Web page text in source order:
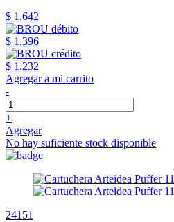
$ 1.642
$ 1.396
$ 1.232
Agregar a mi carrito
-
+
Agregar
No hay suficiente stock disponible
24151